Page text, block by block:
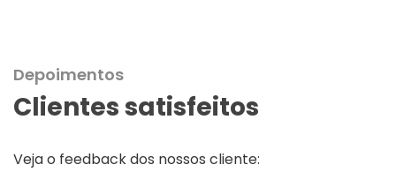
Depoimentos
Clientes satisfeitos
Veja o feedback dos nossos cliente: